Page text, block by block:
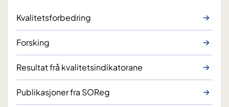
Kvalitetsforbedring
Forsking
Resultat frå kvalitetsindikatorane
Publikasjoner fra SOReg